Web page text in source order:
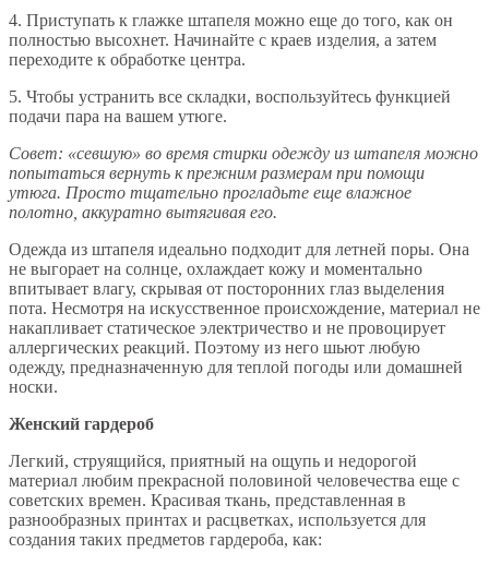
4. Приступать к глажке штапеля можно еще до того, как он
полностью высохнет. Начинайте с краев изделия, а затем
переходите к обработке центра.
5. Чтобы устранить все складки, воспользуйтесь функцией
подачи пара на вашем утюге.
Совет: «севшую» во время стирки одежду из штапеля можно
попытаться вернуть к прежним размерам при помощи
утюга. Просто тщательно прогладьте еще влажное
полотно, аккуратно вытягивая его.
Одежда из штапеля идеально подходит для летней поры. Она
не выгорает на солнце, охлаждает кожу и моментально
впитывает влагу, скрывая от посторонних глаз выделения
пота. Несмотря на искусственное происхождение, материал не
накапливает статическое электричество и не провоцирует
аллергических реакций. Поэтому из него шьют любую
одежду, предназначенную для теплой погоды или домашней
носки.
Женский гардероб
Легкий, струящийся, приятный на ощупь и недорогой
материал любим прекрасной половиной человечества еще с
советских времен. Красивая ткань, представленная в
разнообразных принтах и расцветках, используется для
создания таких предметов гардероба, как: